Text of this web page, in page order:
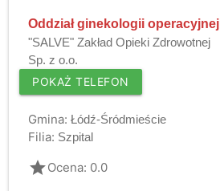
Oddział ginekologii operacyjnej
"SALVE" Zakład Opieki Zdrowotnej
Sp. z o.o.
POKAŻ TELEFON
Gmina: Łódź-Śródmieście
Filia: Szpital
gradeOcena: 0.0